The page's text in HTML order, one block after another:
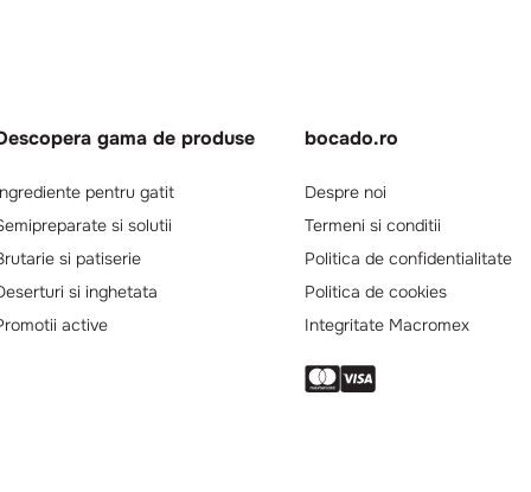
gama de produse
pentru gatit
si solutii
si patiserie
si inghetata
active
bocado.ro
Despre noi
Termeni si conditii
Politica de confidentialitate
Politica de cookies
Integritate Macromex